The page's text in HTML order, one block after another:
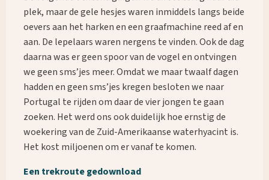
plek, maar de gele hesjes waren inmiddels langs beide
oevers aan het harken en een graafmachine reed af en
aan. De lepelaars waren nergens te vinden. Ook de dag
daarna was er geen spoor van de vogel en ontvingen
we geen sms’jes meer. Omdat we maar twaalf dagen
hadden en geen sms’jes kregen besloten we naar
Portugal te rijden om daar de vier jongen te gaan
zoeken. Het werd ons ook duidelijk hoe ernstig de
woekering van de Zuid-Amerikaanse waterhyacint is.
Het kost miljoenen om er vanaf te komen.
Een trekroute gedownload